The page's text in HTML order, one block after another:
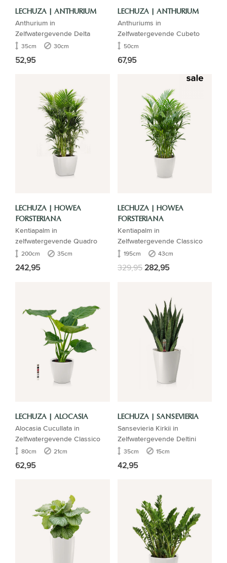
LECHUZA | ANTHURIUM
Anthurium in
Zelfwatergevende Delta
35cm 30cm
52,95
LECHUZA | ANTHURIUM
Anthuriums in
Zelfwatergevende Cubeto
50cm
67,95
LECHUZA | HOWEA
FORSTERIANA
Kentiapalm in
zelfwatergevende Quadro
200cm 35cm
242,95
LECHUZA | HOWEA
FORSTERIANA
Kentiapalm in
Zelfwatergevende Classico
195cm 43cm
329,95282,95
LECHUZA | ALOCASIA
Alocasia Cucullata in
Zelfwatergevende Classico
80cm 21cm
62,95
LECHUZA | SANSEVIERIA
Sansevieria Kirkii in
Zelfwatergevende Deltini
35cm 15cm
42,95